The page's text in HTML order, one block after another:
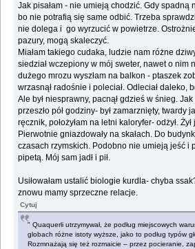
Jak pisałam - nie umieją chodzić. Gdy spadną
bo nie potrafią się same odbić. Trzeba
nie dolega i go wyrzucić w powietrze.
pazury, mogą skaleczyć.
Miałam takiego cudaka, ludzie nam różne
siedział wczepiony w mój sweter, nawet o nim
dużego mrozu wyszłam na balkon - ptaszek
wrzasnął radośnie i poleciał. Odleciał daleko,
Ale był niesprawny, pacnął gdzieś w śnieg.
przeszło pół godziny- był zamarznięty, twardy
ręcznik, położyłam na letni kaloryfer- odżył.
Pierwotnie gniazdowały na skałach. Do
czasach rzymskich. Podobno nie umieją jeść i
pipetą. Mój sam jadł i pił.
Usiłowałam ustalić biologie kurdla- chyba
znowu mamy sprzeczne relacje.
Cytuj
" Quaquerli utrzymywał, że podług miejscowych
globach różne istoty wyższe, jako to podług typów
Rozmnażają się też rozmaicie – przez pocieranie,